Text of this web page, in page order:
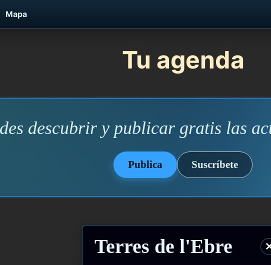
Mapa
Tu agenda
descubrir y publicar gratis las
Publica Suscríbete
Terres de l'Ebre